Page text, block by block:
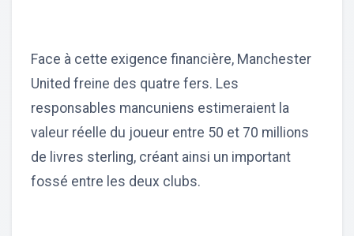
Face à cette exigence financière, Manchester
United freine des quatre fers. Les
responsables mancuniens estimeraient la
valeur réelle du joueur entre 50 et 70 millions
de livres sterling, créant ainsi un important
fossé entre les deux clubs.